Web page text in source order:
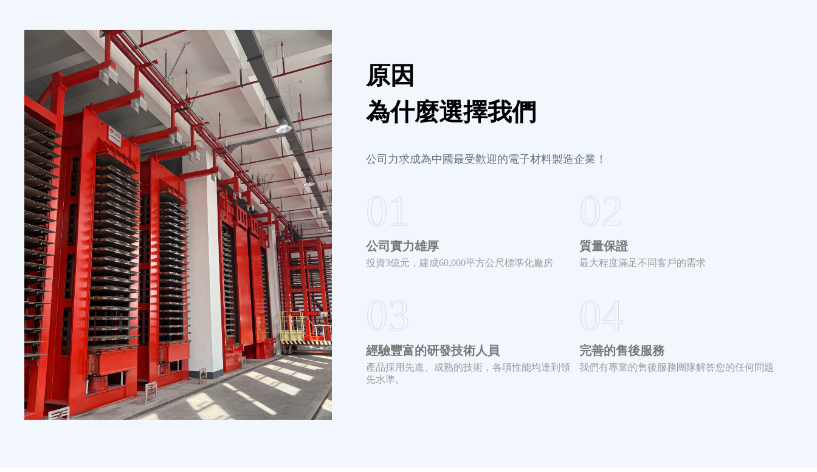
原因
為什麼選擇我們
公司力求成為中國最受歡迎的電子材料製造企業！
01
公司實力雄厚
投資3億元，建成60,000平方公尺標準化廠房
02
質量保證
最大程度滿足不同客戶的需求
03
經驗豐富的研發技術人員
產品採用先進、成熟的技術，各項性能均達到領
先水準。
04
完善的售後服務
我們有專業的售後服務團隊解答您的任何問題